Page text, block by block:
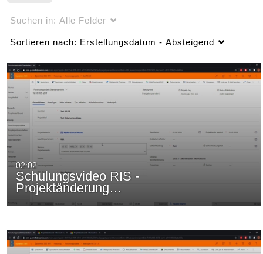
Suchen in: Alle Felder
Sortieren nach: Erstellungsdatum - Absteigend
02:02
Schulungsvideo RIS -
Projektänderung…